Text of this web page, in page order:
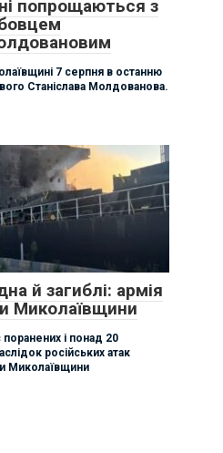
попрощаються з
7 серпня в останню
Станіслава Молдованова.
й загиблі: армія
Миколаївщини
і понад 20
російських атак
Миколаївщини